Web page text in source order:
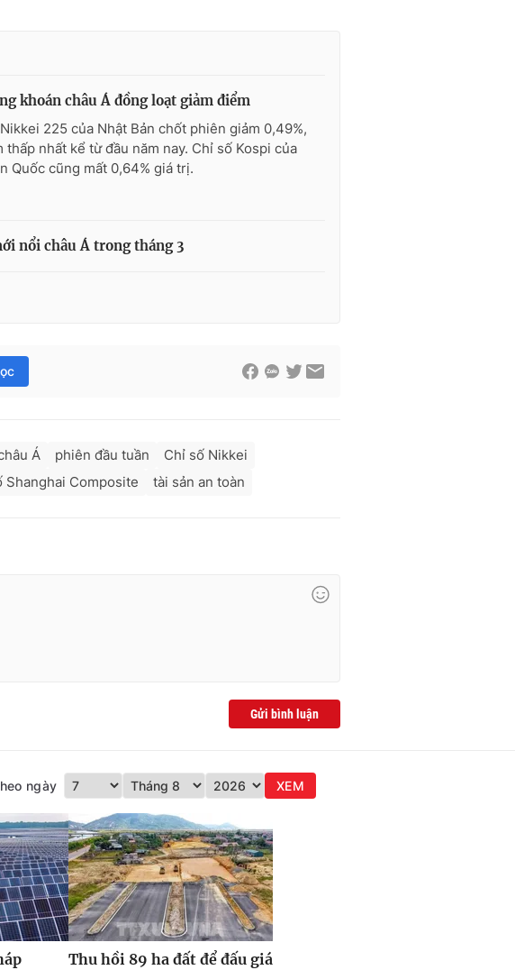
khoán châu Á đồng loạt giảm điểm
225 của Nhật Bản chốt phiên giảm 0,49%,
thấp nhất kể từ đầu năm nay. Chỉ số Kospi của
Quốc cũng mất 0,64% giá trị.
nổi châu Á trong tháng 3
Á phiên đầu tuần
Chỉ số Nikkei
Shanghai Composite tài sản an toàn
Gửi bình luận
ngày XEM
Thu hồi 89 ha đất để đấu giá